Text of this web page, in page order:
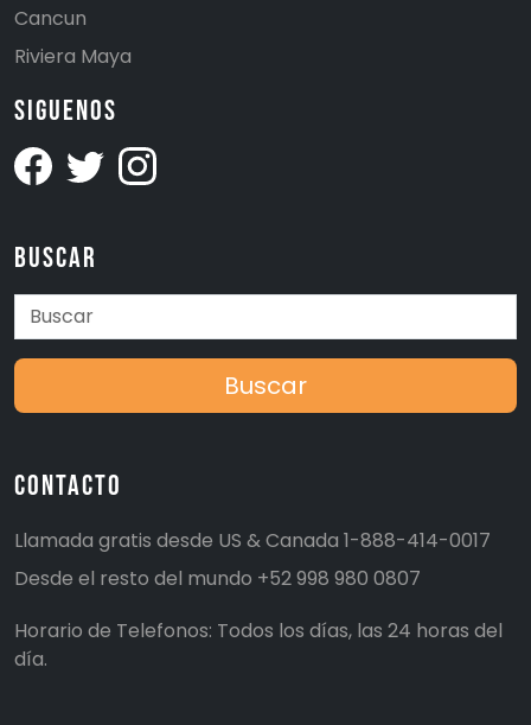
Cancun
Riviera Maya
Siguenos
Buscar
Buscar
Contacto
Llamada gratis desde US & Canada 1-888-414-0017
Desde el resto del mundo +52 998 980 0807
Horario de Telefonos: Todos los días, las 24 horas del
día.